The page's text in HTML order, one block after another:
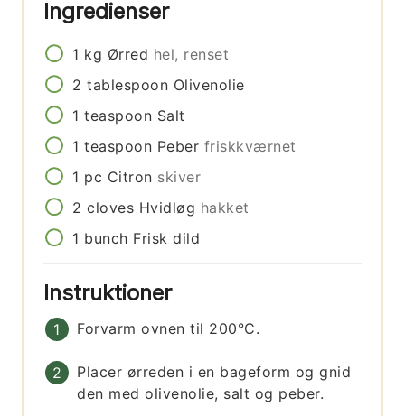
Ingredienser
1 kg Ørred hel, renset
2 tablespoon Olivenolie
1 teaspoon Salt
1 teaspoon Peber friskkværnet
1 pc Citron skiver
2 cloves Hvidløg hakket
1 bunch Frisk dild
Instruktioner
Forvarm ovnen til 200°C.
Placer ørreden i en bageform og gnid
den med olivenolie, salt og peber.